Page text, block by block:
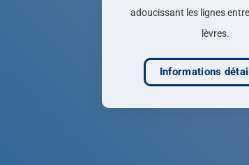
adoucissant les lignes
lèvres.
Informations